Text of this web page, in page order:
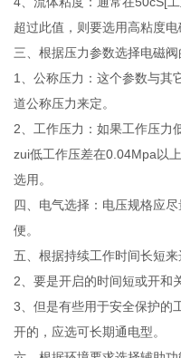
超过此值，则要选用高粘度电
三、根据压力参数选择电磁
1、公称压力：这个参数与其
道公称压力来定。
2、工作压力：如果工作压力
zui低工作压差在0.04Mpa以
选用。
四、电气选择：电压规格应
便。
五、根据持续工作时间长短
2、要是开启的时间短或开和
3、但是有些用于安全保护的
开的，应选可长期通电型。